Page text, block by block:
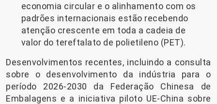
economia circular e o alinhamento com os
padrões internacionais estão recebendo
atenção crescente em toda a cadeia de
valor do tereftalato de polietileno (PET).
Desenvolvimentos recentes, incluindo a consulta
sobre o desenvolvimento da indústria para o
período 2026-2030 da Federação Chinesa de
Embalagens e a iniciativa piloto UE-China sobre